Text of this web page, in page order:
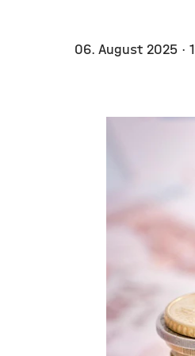
06. August 2025 ·